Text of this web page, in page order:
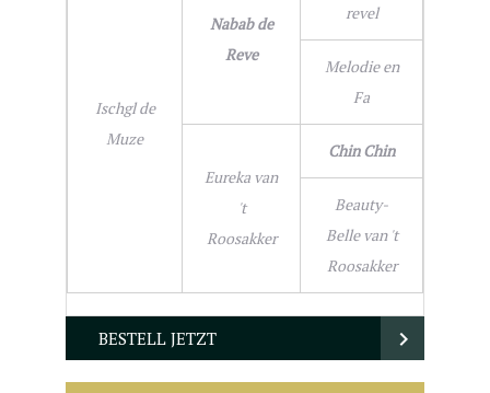
Ischgl de
Muze
Nabab de
Reve
revel
Melodie en
Fa
Eureka van
't
Roosakker
Chin Chin
Beauty-
Belle van 't
Roosakker
BESTELL JETZT